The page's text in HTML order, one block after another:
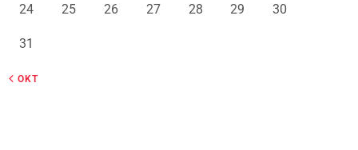
24 25 26 27 28 29 30
31
« OKT